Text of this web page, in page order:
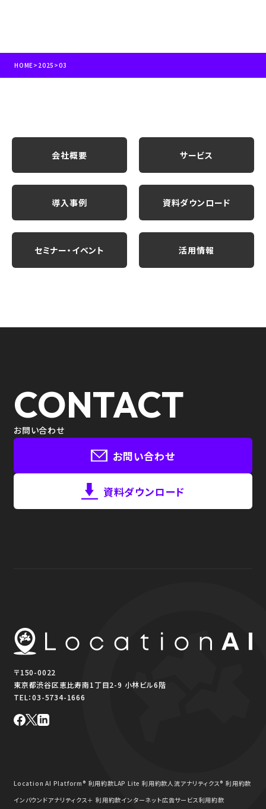
HOME> 2025 >03
会社概要 サービス
導入事例 資料ダウンロード
セミナー・イベント 活用情報
CONTACT
お問い合わせ
お問い合わせ
資料ダウンロード
〒150-0022
東京都渋谷区恵比寿南1丁目2-9 小林ビル6階
TEL：03-5734-1666
Location AI Platform® 利用約款LAP Lite 利用約款人流アナリティクス® 利用約款
インバウンドアナリティクス＋ 利用約款インターネット広告サービス利用約款